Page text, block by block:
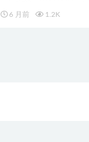
6 月前
1.2K